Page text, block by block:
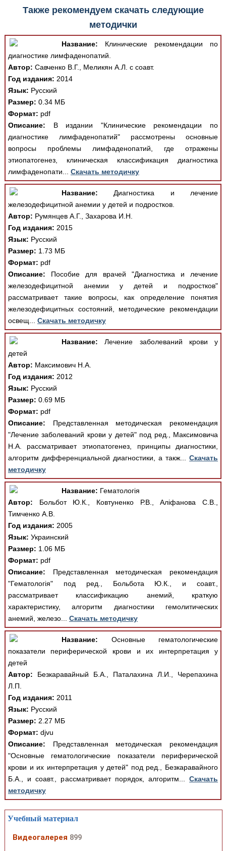
При просмотре в режиме "Читать онлайн" возможны
различные ошибки отображения документа в результате
отсутствия поддержки Вашим браузером шрифтов и
изменения размеров исходных шаблонов. При
скачивании документа данная ошибка устраняется Вашим
программным обеспечением автоматически.
Также рекомендуем скачать следующие
методички
Название: Клинические рекомендации по
диагностике лимфаденопатий.
Автор: Савченко В.Г., Меликян А.Л. с соавт.
Год издания: 2014
Язык: Русский
Размер: 0.34 МБ
Формат: pdf
Описание: В издании "Клинические рекомендации по
диагностике лимфаденопатий" рассмотрены основные
вопросы проблемы лимфаденопатий, где отражены
этиопатогенез, клиническая классификация диагностика
лимфаденопати... Скачать методичку
Название: Диагностика и лечение
железодефицитной анемии у детей и подростков.
Автор: Румянцев А.Г., Захарова И.Н.
Год издания: 2015
Язык: Русский
Размер: 1.73 МБ
Формат: pdf
Описание: Пособие для врачей "Диагностика и лечение
железодефицитной анемии у детей и подростков"
рассматривает такие вопросы, как определение понятия
железодефицитных состояний, методические рекомендации
освещ... Скачать методичку
Название: Лечение заболеваний крови у
детей
Автор: Максимович Н.А.
Год издания: 2012
Язык: Русский
Размер: 0.69 МБ
Формат: pdf
Описание: Представленная методическая рекомендация
"Лечение заболеваний крови у детей" под ред., Максимовича
Н.А. рассматривает этиопатогенез, принципы диагностики,
алгоритм дифференциальной диагностики, а такж...Скачать
методичку
Название: Гематологія
Автор: Больбот Ю.К., Ковтуненко Р.В., Аліфанова С.В.,
Тимченко А.В.
Год издания: 2005
Язык: Украинский
Размер: 1.06 МБ
Формат: pdf
Описание: Представленная методическая рекомендация
"Гематологія" под ред., Больбота Ю.К., и соавт.,
рассматривает классификацию анемий, краткую
характеристику, алгоритм диагностики гемолитических
анемий, железо... Скачать методичку
Название: Основные гематологические
показатели периферической крови и их интерпретация у
детей
Автор: Безкаравайный Б.А., Паталахина Л.И., Черепахина
Л.П.
Год издания: 2011
Язык: Русский
Размер: 2.27 МБ
Формат: djvu
Описание: Представленная методическая рекомендация
"Основные гематологические показатели периферической
крови и их интерпретация у детей" под ред., Безкаравайного
Б.А., и соавт., рассматривает порядок, алгоритм...Скачать
методичку
Учебный материал
Видеогалерея 899